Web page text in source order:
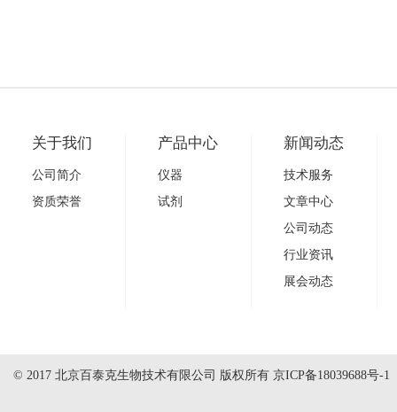
关于我们
公司简介
资质荣誉
产品中心
仪器
试剂
新闻动态
技术服务
文章中心
公司动态
行业资讯
展会动态
© 2017 北京百泰克生物技术有限公司 版权所有 京ICP备18039688号-1